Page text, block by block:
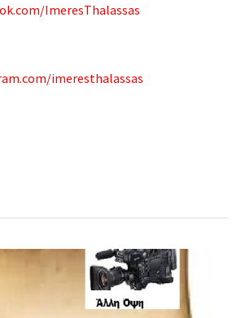
ImeresThalassas
imeresthalassas